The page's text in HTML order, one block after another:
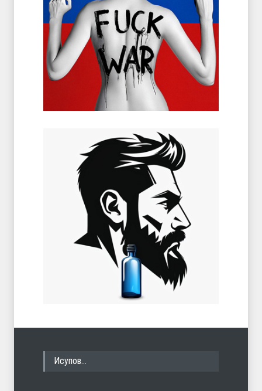
Исупов…